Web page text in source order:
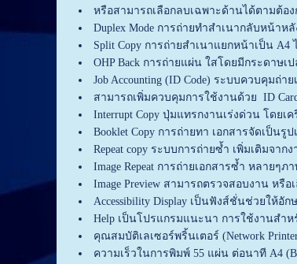
หรือสามารถเลือกลบเฉพาะด้านได้ตามต้อ
Duplex Mode การถ่ายทำสำเนากลับหน้า
Split Copy การถ่ายสำเนาแยกหน้าเป็น A4
OHP Back การถ่ายแผ่น ใสโดยมีกระดาษ
Job Accounting (ID Code) ระบบควบคุมถ่
สามารถเพิ่มควบคุมการใช้งานด้วย ID
Interrupt Copy ปุ่มแทรกงานเร่งด่วน โดย
Booklet Copy การถ่ายทา เอกสารจัดเป็นรู
Repeat copy ระบบการถ่ายซ้ำ เพิ่มเติมจา
Image Repeat การถ่ายเอกสารซ้ำ หลาย
Image Preview สามารถตรวจสอบงาน หรื
Accessibility Display เป็นฟังส์ชั่นช่วยให้
Help เป็นโปรแกรมแนะนา การใช้งานสำห
คุณสมบัติเลเซอร์พริ้นเตอร์ (Network
ความเร็วในการพิมพ์ 55 แผ่น ต่อนาที A4